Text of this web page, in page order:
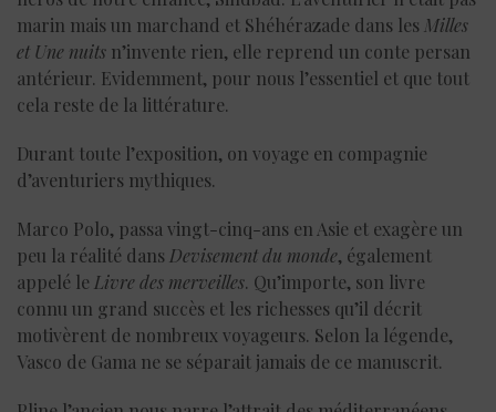
marin mais un marchand et Shéhérazade dans les Milles
et Une nuits n’invente rien, elle reprend un conte persan
antérieur. Evidemment, pour nous l’essentiel et que tout
cela reste de la littérature.
Durant toute l’exposition, on voyage en compagnie
d’aventuriers mythiques.
Marco Polo, passa vingt-cinq-ans en Asie et exagère un
peu la réalité dans Devisement du monde, également
appelé le Livre des merveilles. Qu’importe, son livre
connu un grand succès et les richesses qu’il décrit
motivèrent de nombreux voyageurs. Selon la légende,
Vasco de Gama ne se séparait jamais de ce manuscrit.